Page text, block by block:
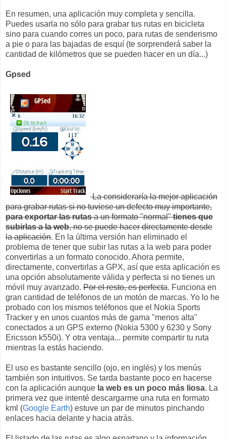
En resumen, una aplicación muy completa y sencilla.
Puedes usarla no sólo para grabar tus rutas en bicicleta
sino para cuando corres un poco, para rutas de senderismo
a pie o para las bajadas de esquí (te sorprenderá saber la
cantidad de kilómetros que se pueden hacer en un día...)
Gpsed
La consideraría la mejor aplicación
para grabar rutas si no tuviese un defecto muy importante,
para exportar las rutasa un formato "normal"tienes que
subirlas a la web, no se puede hacer directamente desde
la aplicación. En la última versión han eliminado el
problema de tener que subir las rutas a la web para poder
convertirlas a un formato conocido. Ahora permite,
directamente, convertirlas a GPX, así que esta aplicación es
una opción absolutamente válida y perfecta si no tienes un
móvil muy avanzado. Por el resto, es perfecta. Funciona en
gran cantidad de teléfonos de un motón de marcas. Yo lo he
probado con los mismos teléfonos que el Nokia Sports
Tracker y en unos cuantos más de gama "menos alta"
conectados a un GPS externo (Nokia 5300 y 6230 y Sony
Ericsson k550i). Y otra ventaja... permite compartir tu ruta
mientras la estás haciendo.
El uso es bastante sencillo (ojo, en inglés) y los menús
también son intuitivos. Se tarda bastante poco en hacerse
con la aplicación aunque la web es un poco más liosa. La
primera vez que intenté descargarme una ruta en formato
kml (Google Earth) estuve un par de minutos pinchando
enlaces hacia delante y hacia atrás.